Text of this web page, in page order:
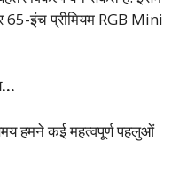
इंच प्रीमियम RGB Mini
हमने कई महत्वपूर्ण पहलुओं